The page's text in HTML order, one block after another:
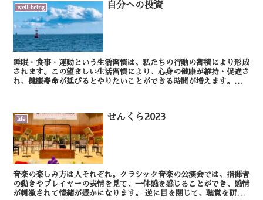
well-being 自分への投資
睡眠・食事・運動という生活習慣は、私たちの行動の蓄積により形成
されます。この望ましい生活習慣により、心身の健康が維持・促進さ
れ、健康寿命が延びるとやりたいことができる時間が増えます。ま
life せんくら2023
音楽の楽しみ方は人それぞれ。クラシック音楽の公演会では、指揮者
の動きやプレイヤーの表情を見て、一体感を感じることができ、感情
が刺激されて情緒が豊かになります。 逆に目を閉じて、聴覚を研ぎ